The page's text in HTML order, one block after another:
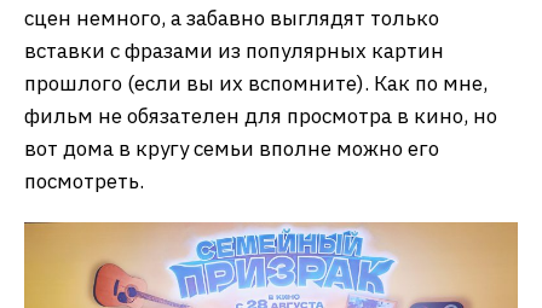
сцен немного, а забавно выглядят только
вставки с фразами из популярных картин
прошлого (если вы их вспомните). Как по мне,
фильм не обязателен для просмотра в кино, но
вот дома в кругу семьи вполне можно его
посмотреть.